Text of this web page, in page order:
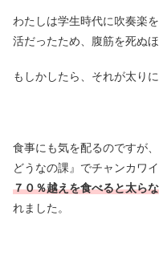
わたしは学生時代に吹奏楽
活だったため、腹筋を死ぬ
もしかしたら、それが太り
食事にも気を配るのですが
どうなの課』でチャンカワ
７０％越えを食べると太ら
れました。